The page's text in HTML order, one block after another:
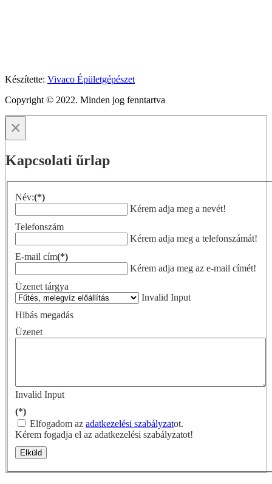
Készítette: Vivaco Épületgépészet
Copyright © 2022. Minden jog fenntartva
×
Kapcsolati űrlap
Név:(*)
Kérem adja meg a nevét!
Telefonszám
Kérem adja meg a telefonszámát!
E-mail cím(*)
Kérem adja meg az e-mail címét!
Üzenet tárgya
Invalid Input
Hibás megadás
Üzenet
Invalid Input
(*)
Elfogadom az adatkezelési szabályzatot.
Kérem fogadja el az adatkezelési szabályzatot!
Elküld